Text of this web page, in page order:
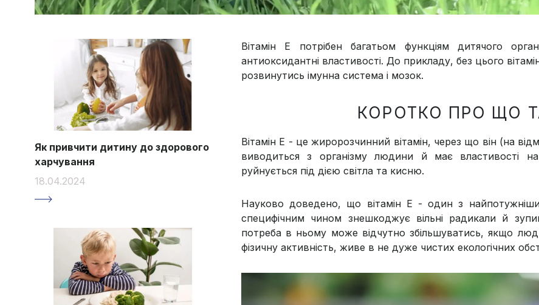
Як привчити дитину до здорового
харчування
18.04.2024
Вітамін Е потрібен багатьом функціям дитячого
антиоксидантні властивості. До прикладу, без цього
розвинутись імунна система і мозок.
КОРОТКО ПРО ЩО
Вітамін Е - це жиророзчинний вітамін, через що він (на
виводиться з організму людини й має властивості
руйнується під дією світла та кисню.
Науково доведено, що вітамін Е - один з
специфічним чином знешкоджує вільні радикали й
потреба в ньому може відчутно збільшуватись, якщо
фізичну активність, живе в не дуже чистих екологічних